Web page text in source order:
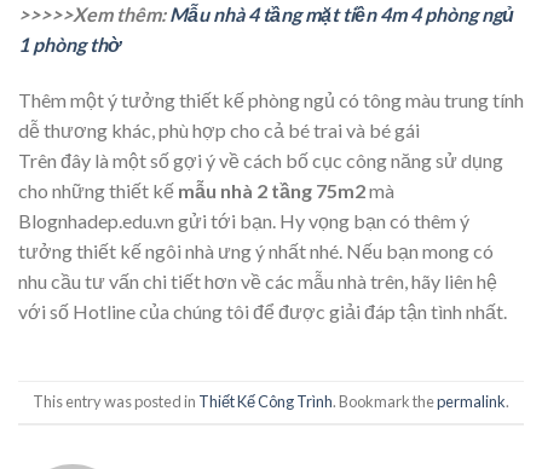
>>>>>Xem thêm:Mẫu nhà 4 tầng mặt tiền 4m 4 phòng ngủ
1 phòng thờ
Thêm một ý tưởng thiết kế phòng ngủ có tông màu trung tính
dễ thương khác, phù hợp cho cả bé trai và bé gái
Trên đây là một số gợi ý về cách bố cục công năng sử dụng
cho những thiết kế mẫu nhà 2 tầng 75m2mà
Blognhadep.edu.vn gửi tới bạn. Hy vọng bạn có thêm ý
tưởng thiết kế ngôi nhà ưng ý nhất nhé. Nếu bạn mong có
nhu cầu tư vấn chi tiết hơn về các mẫu nhà trên, hãy liên hệ
với số Hotline của chúng tôi để được giải đáp tận tình nhất.
This entry was posted in Thiết Kế Công Trình. Bookmark thepermalink.